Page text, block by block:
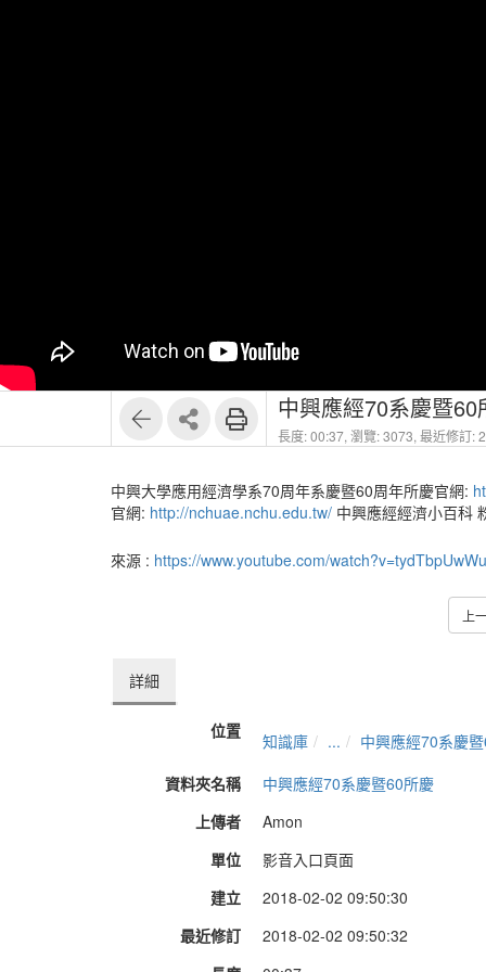
中興應經70系慶暨
長度: 00:37, 瀏覽: 3073, 最近修訂:
中興大學應用經濟學系70周年系慶暨60周年所慶官網:
官網: http://nchuae.nchu.edu.tw/ 中興應經經濟小百科
來源 : https://www.youtube.com/
上
詳細
位置 知識庫 ...
中興應經70系慶
資料夾名稱
中興應經70系慶暨60所慶
上傳者
Amon
單位
影音入口頁面
建立
2018-02-02 09:50:30
最近修訂
2018-02-02 09:50:32